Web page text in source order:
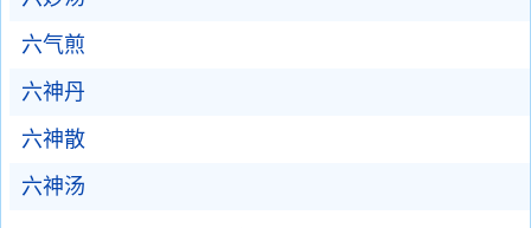
六气煎
六神丹
六神散
六神汤